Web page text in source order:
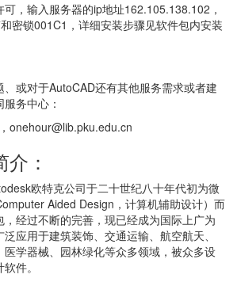
，输入服务器的ip地址162.105.138.102，
密锁001C1，详细安装步骤见软件包内安装
或对于AutoCAD还有其他服务需求或者建
务中心：
onehour@lib.pku.edu.cn
：
欧特克公司于二十世纪八十年代初为微
Aided Design，计算机辅助设计）而
经过不断的完善，现已经成为国际上广为
应用于建筑装饰、交通运输、航空航天、
学器械、园林绿化等众多领域，被众多设
件。